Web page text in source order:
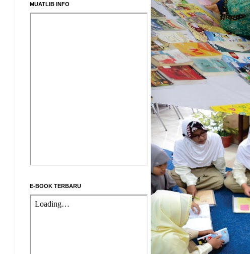
MUATLIB INFO
E-BOOK TERBARU